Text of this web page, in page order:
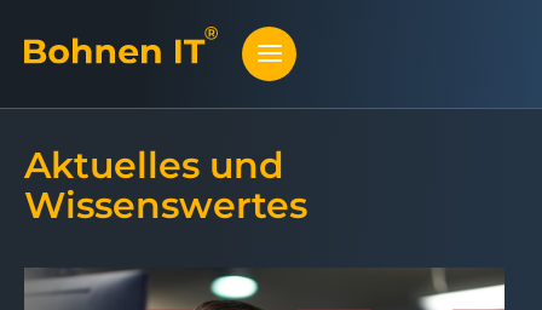
Aktuelles und
Wissenswertes